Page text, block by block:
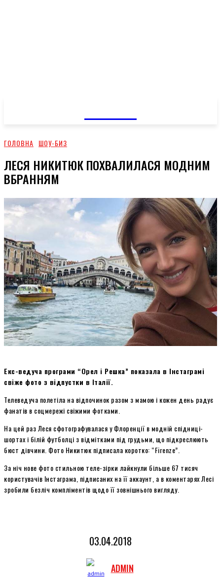
ГОЛОВНА ШОУ-БИЗ
ЛЕСЯ НИКИТЮК ПОХВАЛИЛАСЯ МОДНИМ
ВБРАННЯМ
Екс-ведуча програми “Орел і Решка” показала в Інстаграмі
свіже фото з відпустки в Італії.
Телеведуча полетіла на відпочинок разом з мамою і кожен день радує
фанатів в соцмережі свіжими фотками.
На цей раз Леся сфотографувалася у Флоренції в модній спідниці-
шортах і білій футболці з відмітками під грудьми, що підкреслюють
бюст дівчини. Фото Никитюк підписала коротко: “Firenze”.
За ніч нове фото стильною теле-зірки лайкнули більше 67 тисяч
користувачів Інстаграма, підписаних на її аккаунт, а в коментарях Лесі
зробили безліч компліментів щодо її зовнішнього вигляду.
03.04.2018
ADMIN